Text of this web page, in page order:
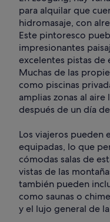
para alquilar que
hidromasaje, con
Este pintoresco
impresionantes
excelentes pistas de
Muchas de las
como piscinas
amplias zonas al
después de un día
Los viajeros pueden
equipadas, lo que
cómodas salas de
vistas de las
también pueden
como saunas o
y el lujo general de